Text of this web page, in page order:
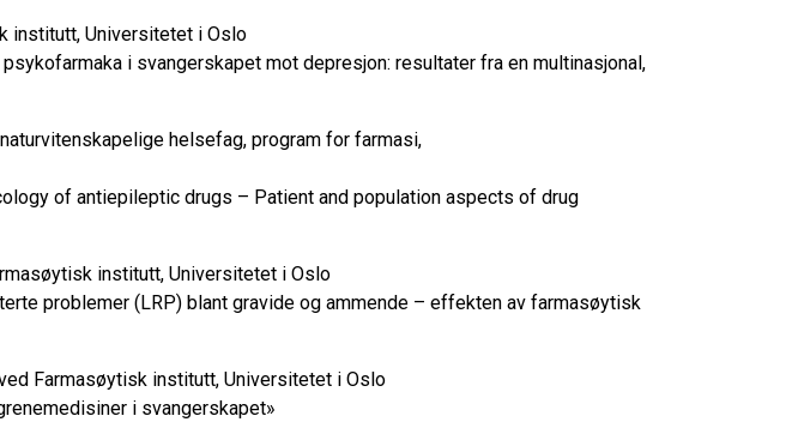
institutt, Universitetet i Oslo
i svangerskapet mot depresjon: resultater fra en multinasjonal,
helsefag, program for farmasi,
of antiepileptic drugs – Patient and population aspects of drug
institutt, Universitetet i Oslo
problemer (LRP) blant gravide og ammende – effekten av farmasøytisk
Farmasøytisk institutt, Universitetet i Oslo
i svangerskapet»